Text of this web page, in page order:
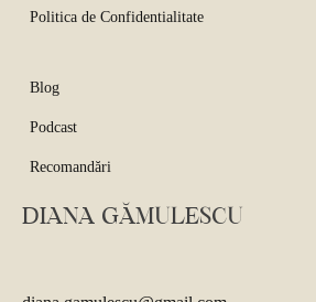
Politica de Confidentialitate
Blog
Podcast
Recomandări
DIANA GĂMULESCU